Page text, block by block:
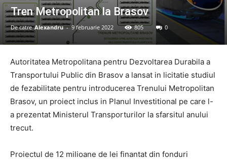
Tren Metropolitan la Brasov
De catre Alexandru - 9 februarie 2022 805 0
Autoritatea Metropolitana pentru Dezvoltarea Durabila a
Transportului Public din Brasov a lansat in licitatie studiul
de fezabilitate pentru introducerea Trenului Metropolitan
Brasov, un proiect inclus in Planul Investitional pe care l-
a prezentat Ministerul Transporturilor la sfarsitul anului
trecut.
Proiectul de 12 milioane de lei finantat din fonduri